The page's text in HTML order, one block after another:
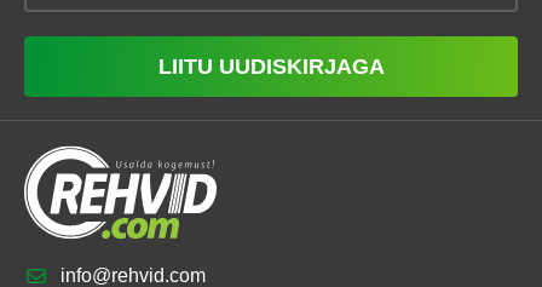
LIITU UUDISKIRJAGA
info@rehvid.com